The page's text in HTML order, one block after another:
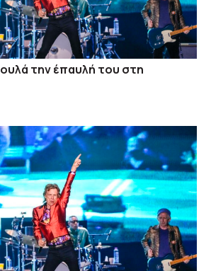
την έπαυλή του στη